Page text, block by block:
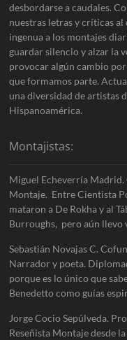
desbordarse a caudales.
nuestras letras y críticas al
ingenua a los montajes
guardar silencio y alzar la
provocar algún cambio
que formamos parte.
una diversidad de artistas
Hispanoamérica.
Montajistas:
Miguel Echeverría
Montaje. Entre Cientista
mataron a De Rokha y al
Burroughs, pero aún llevo
Sebastián Novajas C.
Narrador y poeta.
porque es lo único que
Benedetto como guías
Jorge Cocio Sepúlveda.
Reseñista Montaje desde